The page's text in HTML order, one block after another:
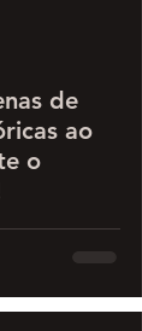
de
ao
o